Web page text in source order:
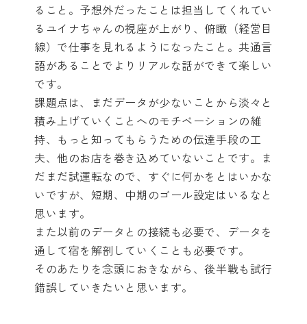
ること。予想外だったことは担当してくれてい
るユイナちゃんの視座が上がり、俯瞰（経営目
線）で仕事を見れるようになったこと。共通言
語があることでよりリアルな話ができて楽しい
です。
課題点は、まだデータが少ないことから淡々と
積み上げていくことへのモチベーションの維
持、もっと知ってもらうための伝達手段の工
夫、他のお店を巻き込めていないことです。ま
だまだ試運転なので、すぐに何かをとはいかな
いですが、短期、中期のゴール設定はいるなと
思います。
また以前のデータとの接続も必要で、データを
通して宿を解剖していくことも必要です。
そのあたりを念頭におきながら、後半戦も試行
錯誤していきたいと思います。